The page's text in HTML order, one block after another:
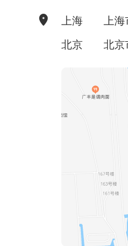
上海
上
北京
北